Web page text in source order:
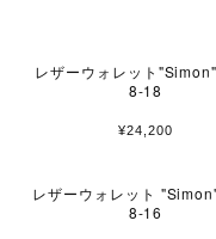
レザーウォレット
8-18
¥24,200
レザーウォレット
8-16